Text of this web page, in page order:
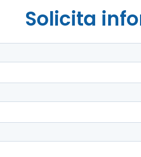
Solicita